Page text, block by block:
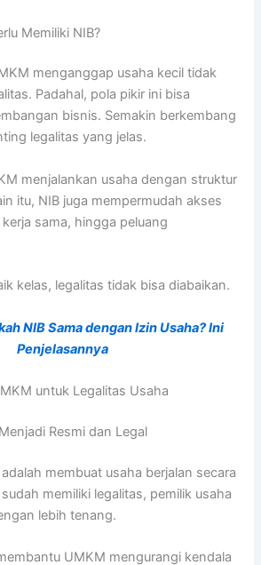
Memiliki NIB?
menganggap usaha kecil tidak
Padahal, pola pikir ini bisa
bisnis. Semakin berkembang
legalitas yang jelas.
menjalankan usaha dengan struktur
itu, NIB juga mempermudah akses
sama, hingga peluang
kelas, legalitas tidak bisa diabaikan.
NIB Sama dengan Izin Usaha? Ini
Penjelasannya
untuk Legalitas Usaha
Resmi dan Legal
membuat usaha berjalan secara
memiliki legalitas, pemilik usaha
lebih tenang.
UMKM mengurangi kendala